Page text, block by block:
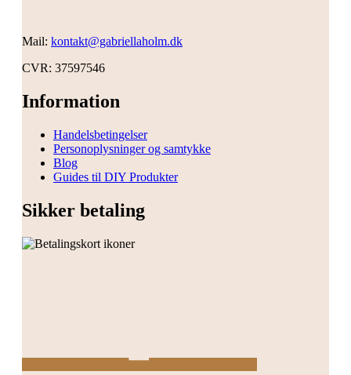
Mail: kontakt@gabriellaholm.dk
CVR: 37597546
Information
Handelsbetingelser
Personoplysninger og samtykke
Blog
Guides til DIY Produkter
Sikker betaling